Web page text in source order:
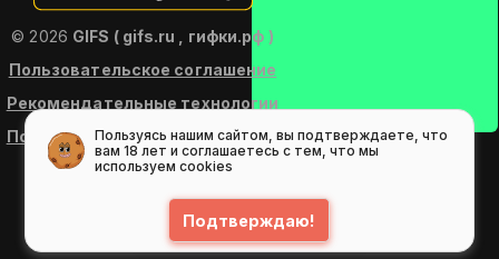
© 2026 GIFS ( gifs.ru , гифки.рф )
Пользовательское соглашение
Рекомендательные технологии
Политика конфиденциальности
Пользуясь нашим сайтом, вы подтверждаете, что
вам 18 лет и соглашаетесь с тем, что мы
используем cookies
Подтверждаю!